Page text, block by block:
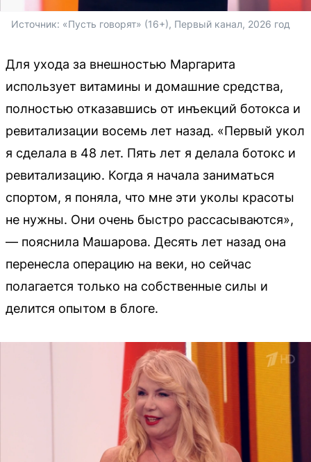
Источник: «Пусть говорят» (16+), Первый канал, 2026 год
Для ухода за внешностью Маргарита
использует витамины и домашние средства,
полностью отказавшись от инъекций ботокса и
ревитализации восемь лет назад. «Первый укол
я сделала в 48 лет. Пять лет я делала ботокс и
ревитализацию. Когда я начала заниматься
спортом, я поняла, что мне эти уколы красоты
не нужны. Они очень быстро рассасываются»,
— пояснила Машарова. Десять лет назад она
перенесла операцию на веки, но сейчас
полагается только на собственные силы и
делится опытом в блоге.